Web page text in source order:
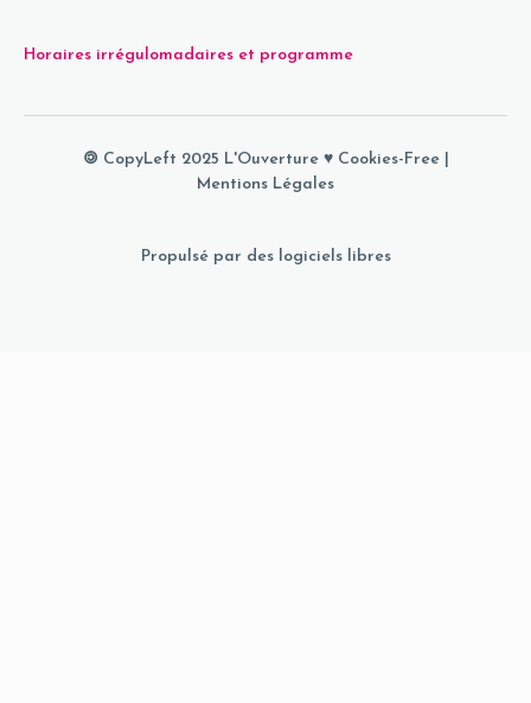
Horaires irrégulomadaires et programme
🄯 CopyLeft 2025 L'Ouverture ♥ Cookies-Free|
Mentions Légales
Propulsé par des logiciels libres